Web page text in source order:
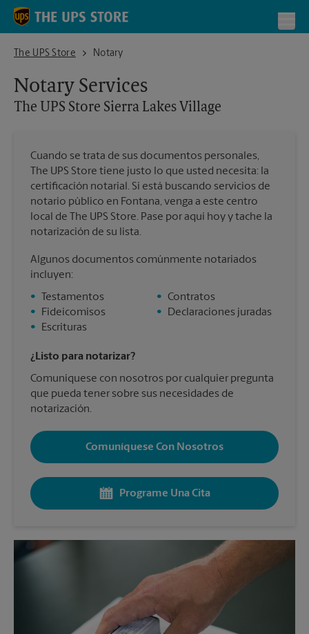
Skip to content
Return to Nav
The UPS Store
The UPS Store Sierra Lakes Village
Notary
Notary Services
The UPS Store Sierra Lakes Village
Cuando se trata de sus documentos personales,
The UPS Store tiene justo lo que usted necesita: la
certificación notarial. Si está buscando servicios de
notario público en Fontana, venga a este centro
local de The UPS Store. Pase por aquí hoy y tache la
notarización de su lista.
Algunos documentos comúnmente notariados
incluyen:
•
Testamentos
•
Fideicomisos
•
Escrituras
• Contratos
•
Declaraciones juradas
¿Listo para notarizar?
Comuníquese con nosotros por cualquier pregunta
que pueda tener sobre sus necesidades de
notarización.
Comuníquese Con Nosotros
Programe Una Cita